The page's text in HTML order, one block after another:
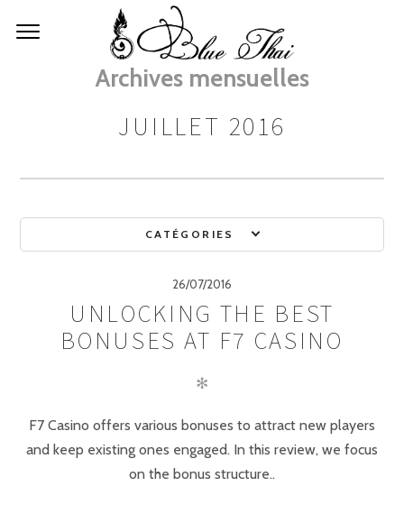
Archives mensuelles
JUILLET 2016
CATÉGORIES
26/07/2016
UNLOCKING THE BEST
BONUSES AT F7 CASINO
✻
F7 Casino offers various bonuses to attract new players
and keep existing ones engaged. In this review, we focus
on the bonus structure..